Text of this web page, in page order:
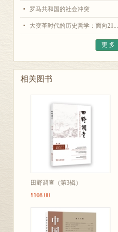
罗马共和国的社会冲突
大变革时代的历史哲学：面向21...
更 多
相关图书
田野调查（第3辑）
¥108.00